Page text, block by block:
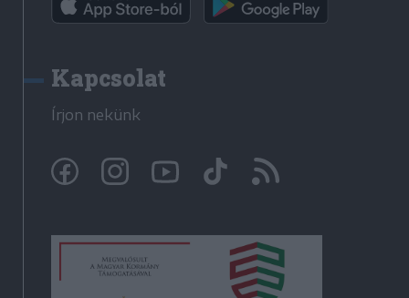
Kapcsolat
Írjon nekünk